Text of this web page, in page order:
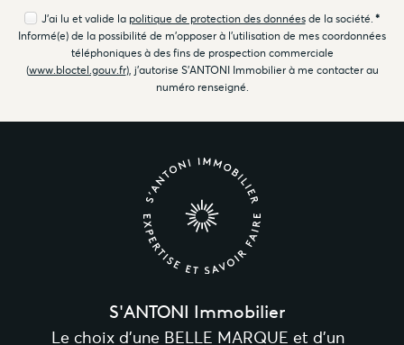
J'ai lu et valide la politique de protection des donnéesde la société. *
Informé(e) de la possibilité de m'opposer à l'utilisation de mes coordonnées
téléphoniques à des fins de prospection commerciale
(www.bloctel.gouv.fr), j'autorise S'ANTONI Immobilier à me contacter au
numéro renseigné.
S'ANTONI Immobilier
Le choix d’une BELLE MARQUE et d’un